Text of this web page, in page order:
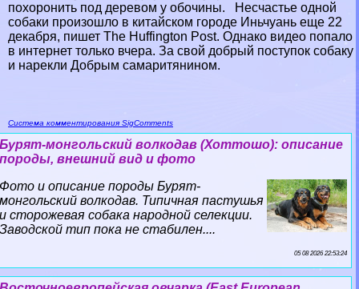
похоронить под деревом у обочины. Несчастье одной
собаки произошло в китайском городе Иньчуань еще 22
декабря, пишет The Huffington Post. Однако видео попало
в интернет только вчера. За свой добрый поступок собаку
и нарекли Добрым самаритянином.
Система комментирования SigComments
Бурят-монгольский волкодав (Хоттошо): описание
породы, внешний вид и фото
Фото и описание породы Бурят-
монгольский волкодав. Типичная пастушья
и сторожевая собака народной селекции.
Заводской тип пока не стабилен....
05 08 2026 22:53:24